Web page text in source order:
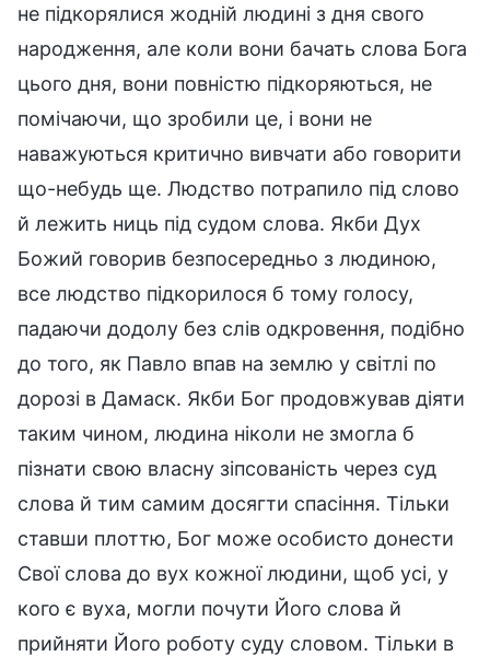
не підкорялися жодній людині з дня свого
народження, але коли вони бачать слова Бога
цього дня, вони повністю підкоряються, не
помічаючи, що зробили це, і вони не
наважуються критично вивчати або говорити
що-небудь ще. Людство потрапило під слово
й лежить ниць під судом слова. Якби Дух
Божий говорив безпосередньо з людиною,
все людство підкорилося б тому голосу,
падаючи додолу без слів одкровення, подібно
до того, як Павло впав на землю у світлі по
дорозі в Дамаск. Якби Бог продовжував діяти
таким чином, людина ніколи не змогла б
пізнати свою власну зіпсованість через суд
слова й тим самим досягти спасіння. Тільки
ставши плоттю, Бог може особисто донести
Свої слова до вух кожної людини, щоб усі, у
кого є вуха, могли почути Його слова й
прийняти Його роботу суду словом. Тільки в